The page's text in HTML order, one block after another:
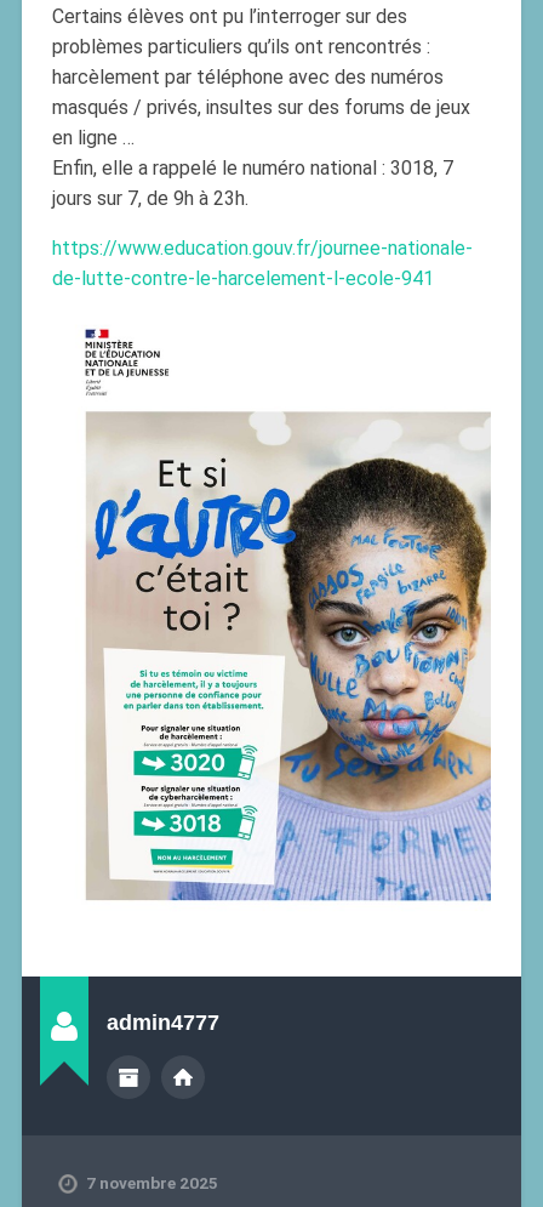
Certains élèves ont pu l’interroger sur des
problèmes particuliers qu’ils ont rencontrés :
harcèlement par téléphone avec des numéros
masqués / privés, insultes sur des forums de jeux
en ligne …
Enfin, elle a rappelé le numéro national : 3018, 7
jours sur 7, de 9h à 23h.
https://www.education.gouv.fr/journee-nationale-
de-lutte-contre-le-harcelement-l-ecole-941
admin4777
7 novembre 2025